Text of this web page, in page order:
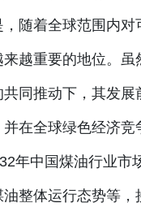
随着全球范围内
越重要的地位。
同推动下，其发
在全球绿色经济竞
年中国煤油行业
整体运行态势等